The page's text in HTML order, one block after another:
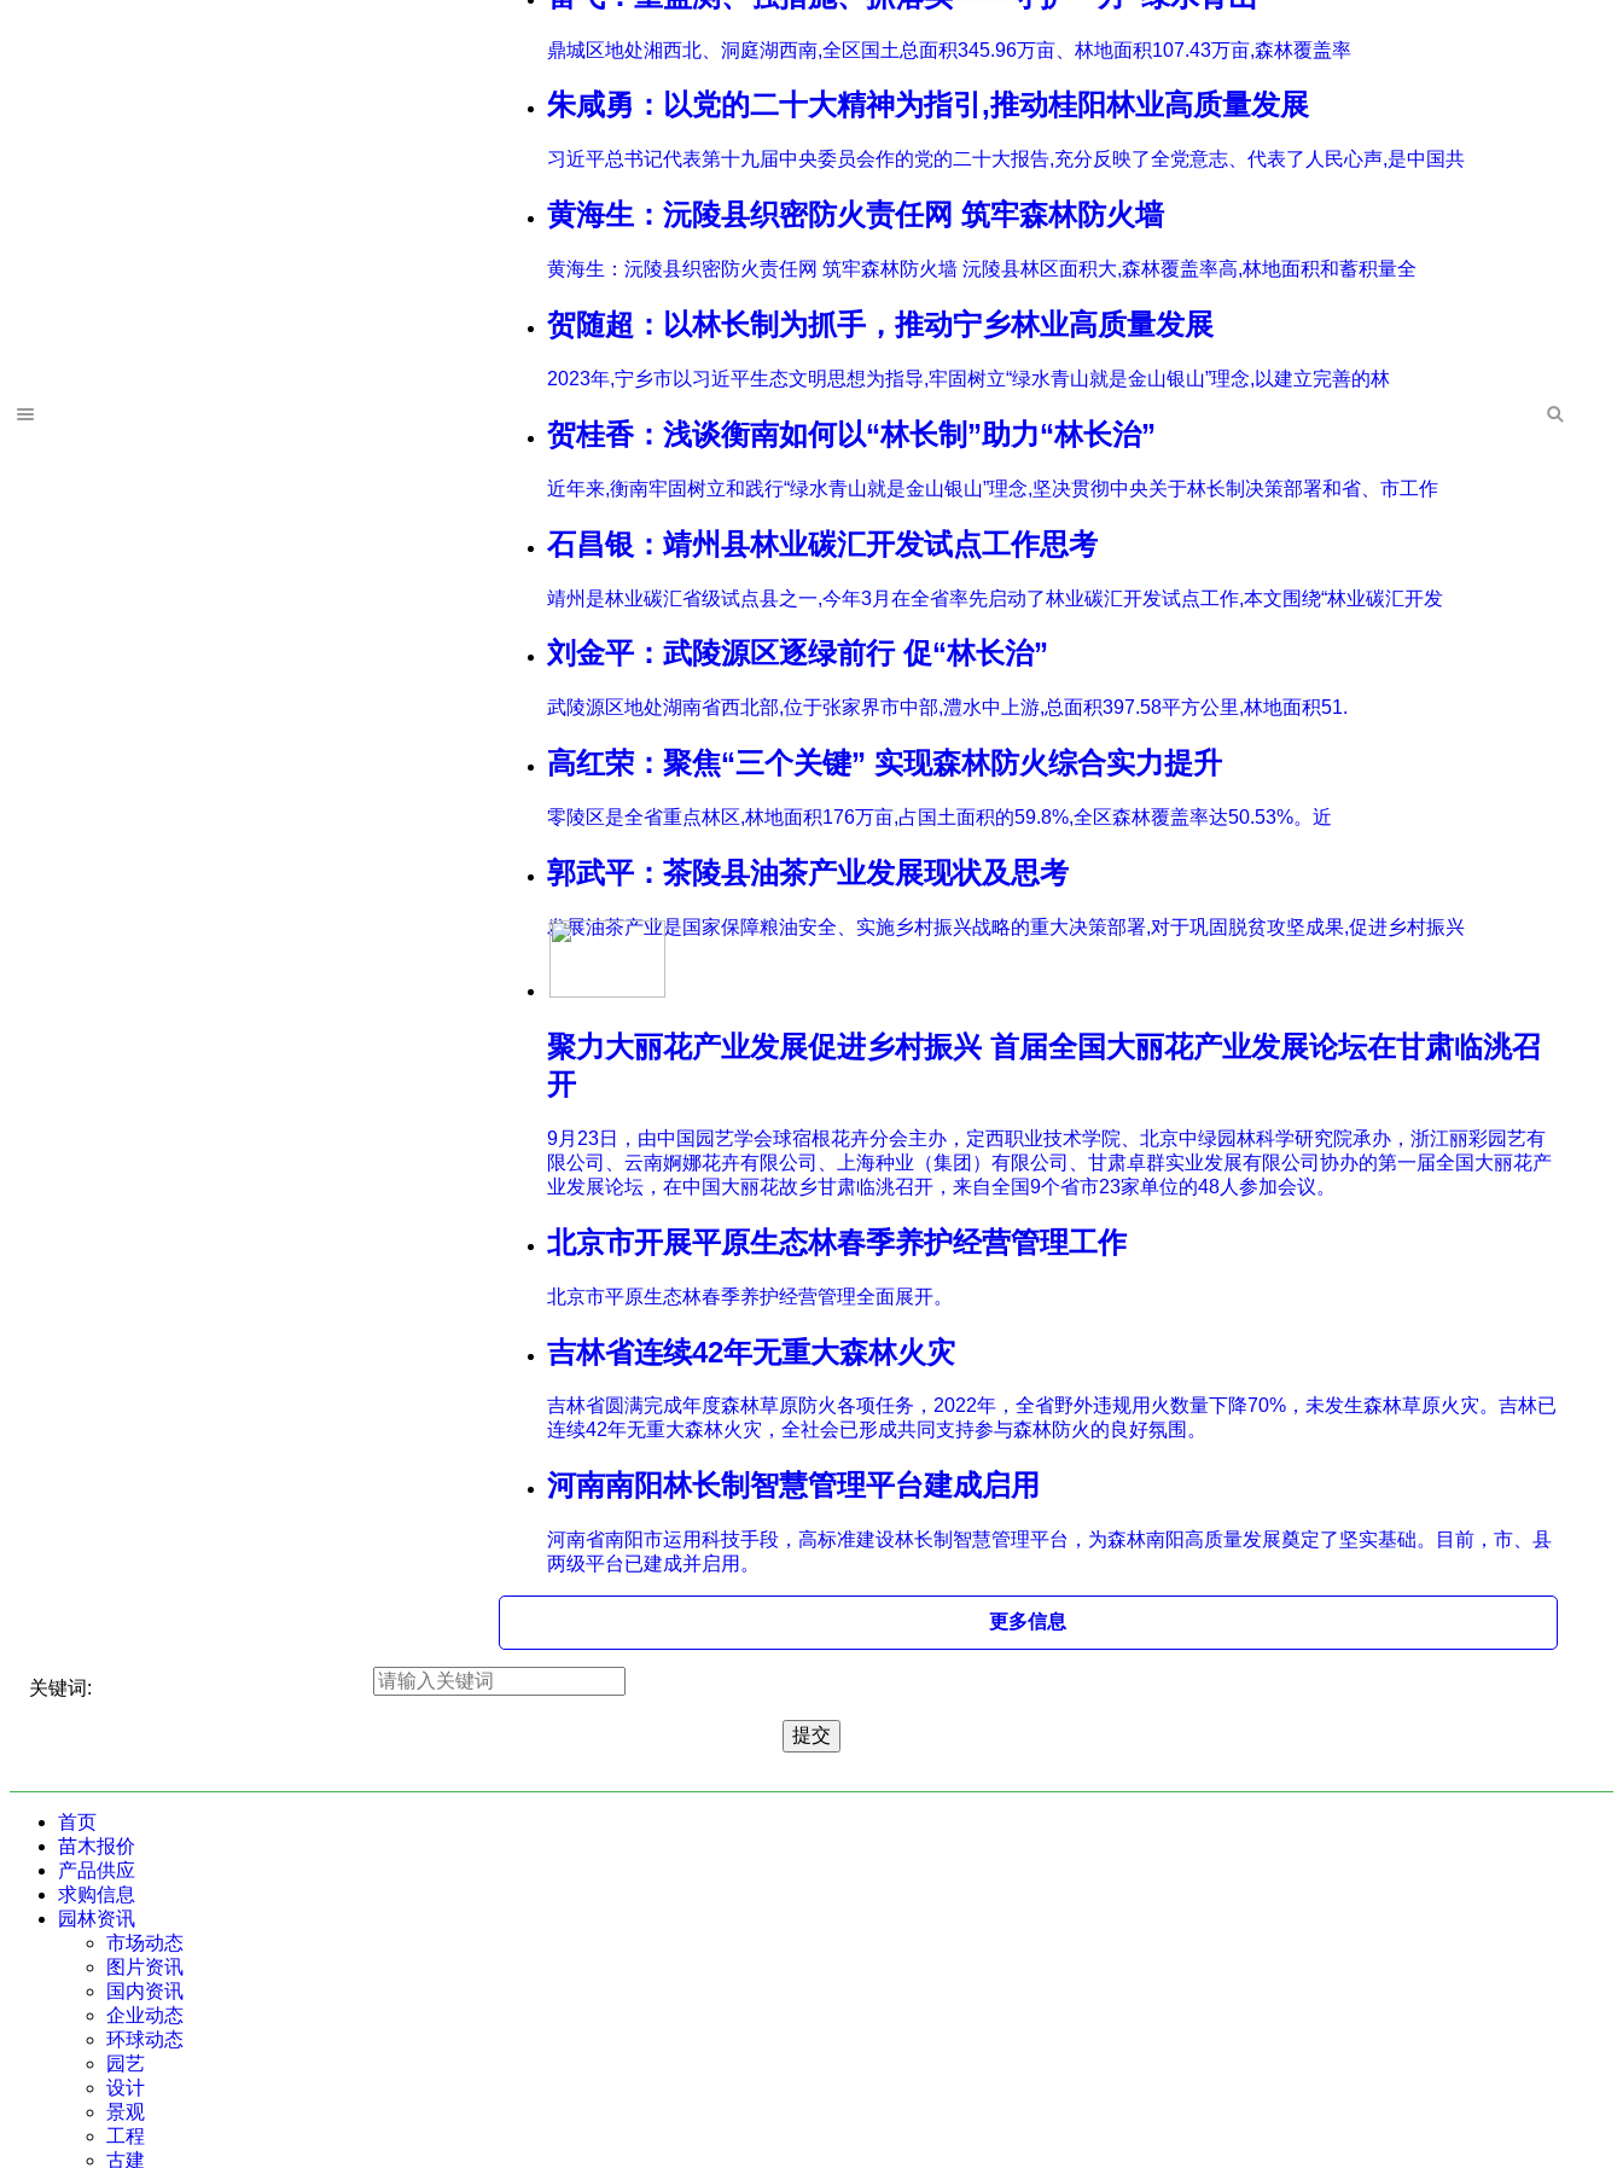
鼎城区地处湘西北、洞庭湖西南,全区国土总面积345.96万亩、林地面积107.43万亩,森林覆盖率
朱咸勇：以党的二十大精神为指引,推动桂阳林业高质量发展
习近平总书记代表第十九届中央委员会作的党的二十大报告,充分反映了全党意志、代表了人民心声,是中国共
黄海生：沅陵县织密防火责任网 筑牢森林防火墙
黄海生：沅陵县织密防火责任网 筑牢森林防火墙 沅陵县林区面积大,森林覆盖率高,林地面积和蓄积量全
贺随超：以林长制为抓手，推动宁乡林业高质量发展
2023年,宁乡市以习近平生态文明思想为指导,牢固树立“绿水青山就是金山银山”理念,以建立完善的林
贺桂香：浅谈衡南如何以“林长制”助力“林长治”
近年来,衡南牢固树立和践行“绿水青山就是金山银山”理念,坚决贯彻中央关于林长制决策部署和省、市工作
石昌银：靖州县林业碳汇开发试点工作思考
靖州是林业碳汇省级试点县之一,今年3月在全省率先启动了林业碳汇开发试点工作,本文围绕“林业碳汇开发
刘金平：武陵源区逐绿前行 促“林长治”
武陵源区地处湖南省西北部,位于张家界市中部,澧水中上游,总面积397.58平方公里,林地面积51.
高红荣：聚焦“三个关键” 实现森林防火综合实力提升
零陵区是全省重点林区,林地面积176万亩,占国土面积的59.8%,全区森林覆盖率达50.53%。近
郭武平：茶陵县油茶产业发展现状及思考
发展油茶产业是国家保障粮油安全、实施乡村振兴战略的重大决策部署,对于巩固脱贫攻坚成果,促进乡村振兴
聚力大丽花产业发展促进乡村振兴 首届全国大丽花产业发展论坛在甘肃临洮召
开
9月23日，由中国园艺学会球宿根花卉分会主办，定西职业技术学院、北京中绿园林科学研究院承办，浙江丽彩园艺有
限公司、云南婀娜花卉有限公司、上海种业（集团）有限公司、甘肃卓群实业发展有限公司协办的第一届全国大丽花产
业发展论坛，在中国大丽花故乡甘肃临洮召开，来自全国9个省市23家单位的48人参加会议。
北京市开展平原生态林春季养护经营管理工作
北京市平原生态林春季养护经营管理全面展开。
吉林省连续42年无重大森林火灾
吉林省圆满完成年度森林草原防火各项任务，2022年，全省野外违规用火数量下降70%，未发生森林草原火灾。吉林已
连续42年无重大森林火灾，全社会已形成共同支持参与森林防火的良好氛围。
河南南阳林长制智慧管理平台建成启用
河南省南阳市运用科技手段，高标准建设林长制智慧管理平台，为森林南阳高质量发展奠定了坚实基础。目前，市、县
两级平台已建成并启用。
更多信息
关键词:
首页
苗木报价
产品供应
求购信息
园林资讯
市场动态
图片资讯
国内资讯
企业动态
环球动态
园艺
设计
景观
工程
古建